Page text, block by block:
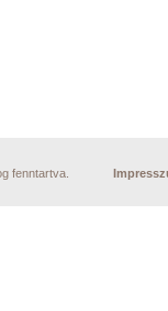
fenntartva.